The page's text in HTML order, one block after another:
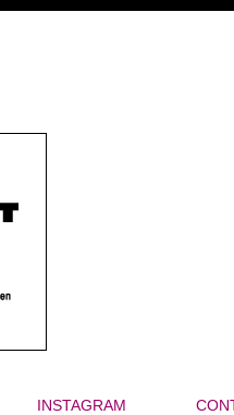
INSTAGRAM